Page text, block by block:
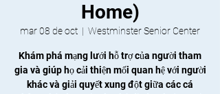
Home)
mar 08 de oct
  |
Westminster Senior Center
Khám phá mạng lưới hỗ trợ của người tham
gia và giúp họ cải thiện mối quan hệ với người
khác và giải quyết xung đột giữa các cá